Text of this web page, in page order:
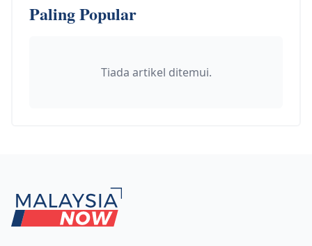
Paling Popular
Tiada artikel ditemui.